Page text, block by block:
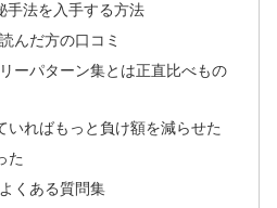
手法を入手する方法
んだ方の口コミ
ーパターン集とは正直比べもの
いればもっと負け額を減らせた
た
くある質問集